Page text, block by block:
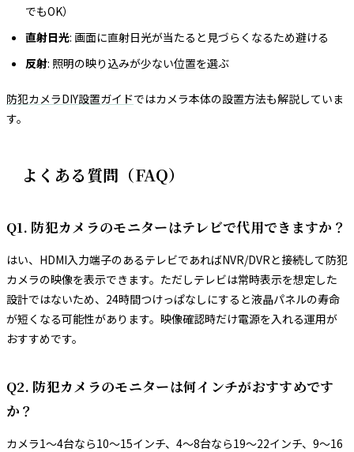
でもOK）
直射日光: 画面に直射日光が当たると見づらくなるため避ける
反射: 照明の映り込みが少ない位置を選ぶ
防犯カメラDIY設置ガイドではカメラ本体の設置方法も解説していま
す。
よくある質問（FAQ）
Q1. 防犯カメラのモニターはテレビで代用できますか？
はい、HDMI入力端子のあるテレビであればNVR/DVRと接続して防犯
カメラの映像を表示できます。ただしテレビは常時表示を想定した
設計ではないため、24時間つけっぱなしにすると液晶パネルの寿命
が短くなる可能性があります。映像確認時だけ電源を入れる運用が
おすすめです。
Q2. 防犯カメラのモニターは何インチがおすすめです
か？
カメラ1〜4台なら10〜15インチ、4〜8台なら19〜22インチ、9〜16